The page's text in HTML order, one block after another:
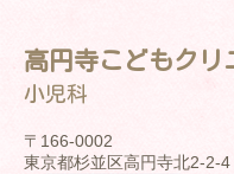
高円寺こどもクリ
小児科
〒166-0002
東京都杉並区高円寺北2-